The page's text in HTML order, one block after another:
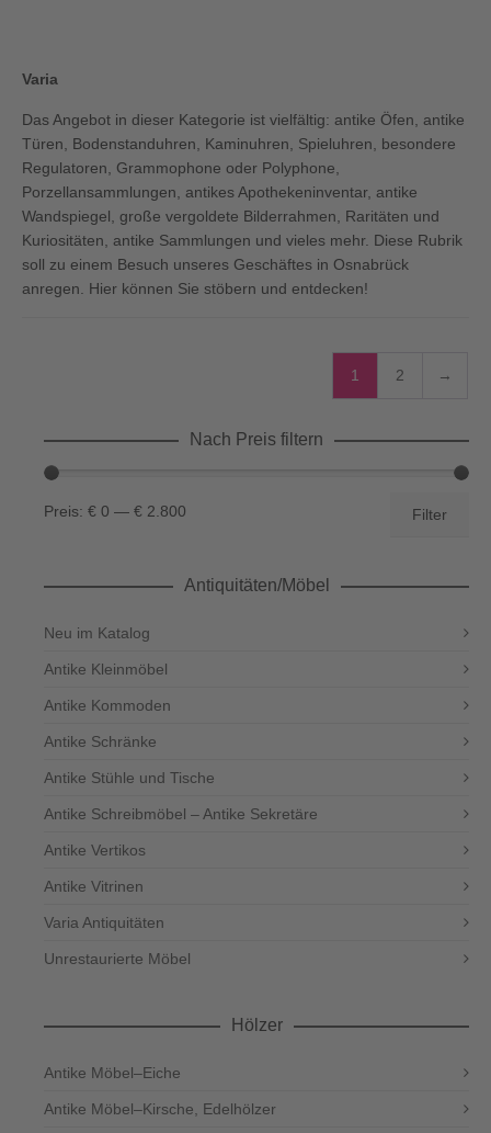
Varia
Das Angebot in dieser Kategorie ist vielfältig: antike Öfen, antike
Türen, Bodenstanduhren, Kaminuhren, Spieluhren, besondere
Regulatoren, Grammophone oder Polyphone,
Porzellansammlungen, antikes Apothekeninventar, antike
Wandspiegel, große vergoldete Bilderrahmen, Raritäten und
Kuriositäten, antike Sammlungen und vieles mehr. Diese Rubrik
soll zu einem Besuch unseres Geschäftes in Osnabrück
anregen. Hier können Sie stöbern und entdecken!
1 2 →
Nach Preis filtern
Min.
Max.
Filter
Preis: € 0 — € 2.800
Antiquitäten/Möbel
Neu im Katalog
Antike Kleinmöbel
Antike Kommoden
Antike Schränke
Antike Stühle und Tische
Antike Schreibmöbel – Antike Sekretäre
Antike Vertikos
Antike Vitrinen
Varia Antiquitäten
Unrestaurierte Möbel
Hölzer
Antike Möbel–Eiche
Antike Möbel–Kirsche, Edelhölzer